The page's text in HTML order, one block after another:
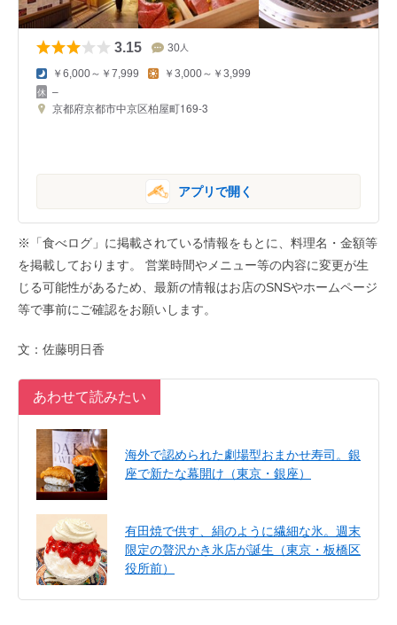
3.15 30人
￥6,000～￥7,999 ￥3,000～￥3,999
–
京都府京都市中京区柏屋町169-3
アプリで開く
※「食べログ」に掲載されている情報をもとに、料理名・金額等
を掲載しております。 営業時間やメニュー等の内容に変更が生
じる可能性があるため、最新の情報はお店のSNSやホームページ
等で事前にご確認をお願いします。
文：佐藤明日香
あわせて読みたい
海外で認められた劇場型おまかせ寿司。銀
座で新たな幕開け（東京・銀座）
有田焼で供す、絹のように繊細な氷。週末
限定の贅沢かき氷店が誕生（東京・板橋区
役所前）